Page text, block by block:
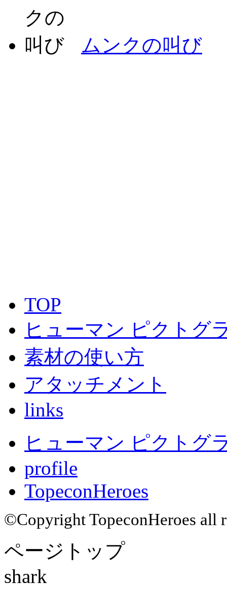
ムンクの叫び
TOP
ヒューマン ピクトグ
素材の使い方
アタッチメント
links
ヒューマン ピクトグ
profile
TopeconHeroes
©Copyright TopeconHeroes all
ページトップ
shark